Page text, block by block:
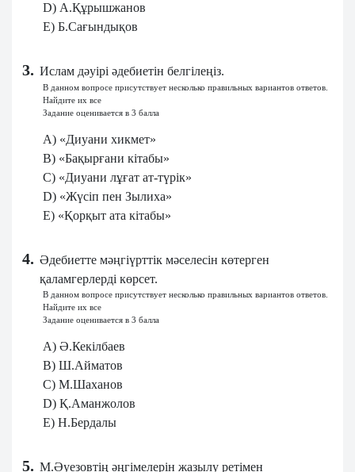
D) А.Құрышжанов
E) Б.Сағындықов
3. Ислам дәуірі әдебиетін белгілеңіз.
В данном вопросе присутствует несколько правильных вариантов ответов.
Найдите их все
Задание оценивается в 3 балла
A) «Диуани хикмет»
B) «Бақырғани кітабы»
C) «Диуани лұғат ат-түрік»
D) «Жүсіп пен Зылиха»
E) «Қорқыт ата кітабы»
4. Әдебиетте мәңгіүрттік мәселесін көтерген
қаламгерлерді көрсет.
В данном вопросе присутствует несколько правильных вариантов ответов.
Найдите их все
Задание оценивается в 3 балла
A) Ә.Кекілбаев
B) Ш.Айматов
C) М.Шаханов
D) Қ.Аманжолов
E) Н.Бердалы
5. М.Әуезовтің әңгімелерін жазылу ретімен